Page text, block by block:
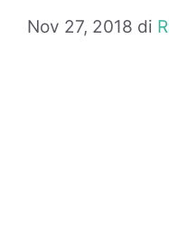
Nov 27, 2018 di